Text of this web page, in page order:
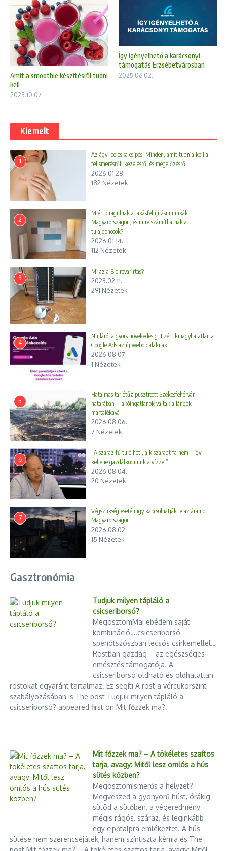
Amit a smoothie készítésről tudni
kell
2023.10.07.
Így igényelhető a karácsonyi
támogatás Erzsébetvárosban
2025.06.02.
Kiemelt
1
Az ágyi poloska csípés: Minden, amit tudnia kell a
felismerésről, kezelésről és megelőzésről
2026.01.28.
182 Nézetek
2
Miért drágulnak a lakásfelújítási munkák
Magyarországon, és mire számíthatnak a
tulajdonosok?
2026.01.14.
112 Nézetek
3
Mi az a Bio rovarirtás?
2023.02.11.
291 Nézetek
4
Nulláról a gyors növekedésig: Ezért kihagyhatatlan a
Google Ads az új weboldalaknak
2026.08.07.
1 Nézetek
5
Hatalmas tarlótűz pusztított Székesfehérvár
határában – lakóingatlanok váltak a lángok
martalékává
2026.08.06.
7 Nézetek
6
„A száraz fű túlélheti, a kiszáradt fa nem – így
kellene gazdálkodnunk a vízzel”
2026.08.04.
20 Nézetek
7
Végszükség esetén így kapcsolhatják le az áramot
Magyarországon
2026.08.02.
15 Nézetek
Gasztronómia
Tudjuk milyen tápláló a
csicseriborsó?
MegosztomMai ebédem saját
kombináció….csicseriborsó
spenótszószban lecsós csirkemellel…
Rostban gazdag – az egészséges
emésztés támogatója. A
csicseriborsó oldható és oldhatatlan
rostokat egyaránt tartalmaz. Ez segíti A rost a vércukorszint
szabályozásában is The post Tudjuk milyen tápláló a
csicseriborsó? appeared first on Mit főzzek ma?.
Mit főzzek ma? – A tökéletes szaftos
tarja, avagy: Mitől lesz omlós a hús
sütés közben?
MegosztomIsmerős a helyzet?
Megveszed a gyönyörű húst, órákig
sütöd a sütőben, a végeredmény
mégis rágós, száraz, és leginkább
egy cipőtalpra emlékeztet. A hús
sütése nem szerencsejáték, hanem színtiszta kémia és The